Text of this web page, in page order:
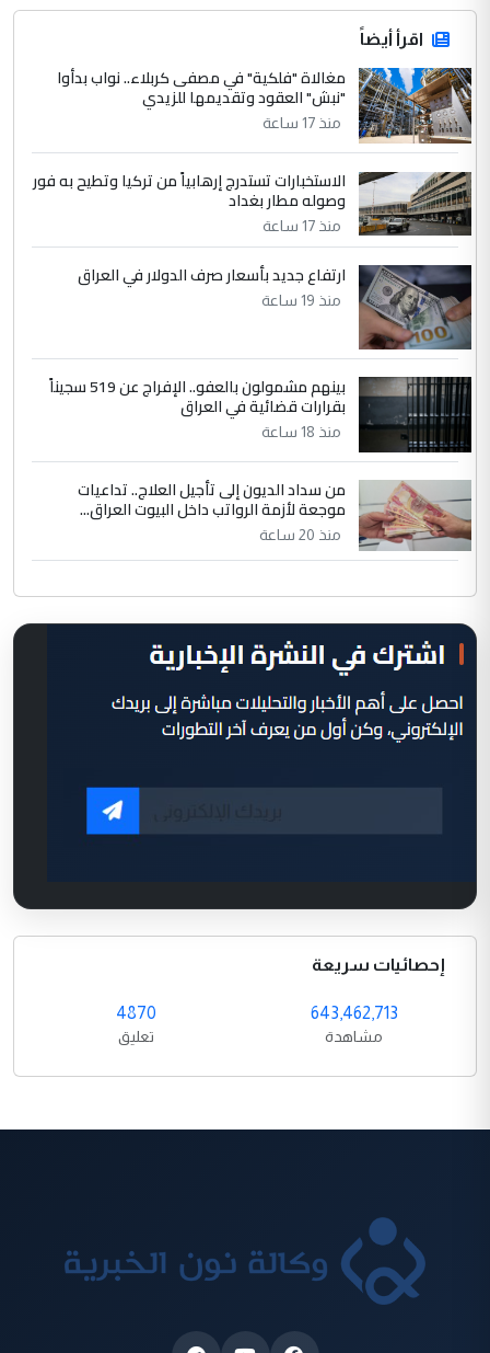
اقرأ أيضاً
مغالاة "فلكية" في مصفى كربلاء.. نواب بدأوا
"نبش" العقود وتقديمها للزيدي
منذ 17 ساعة
الاستخبارات تستدرج إرهابياً من تركيا وتطيح به فور
وصوله مطار بغداد
منذ 17 ساعة
ارتفاع جديد بأسعار صرف الدولار في العراق
منذ 19 ساعة
بينهم مشمولون بالعفو.. الإفراج عن 519 سجيناً
بقرارات قضائية في العراق
منذ 18 ساعة
من سداد الديون إلى تأجيل العلاج.. تداعيات
موجعة لأزمة الرواتب داخل البيوت العراق...
منذ 20 ساعة
إحصائيات سريعة
643,462,713
مشاهدة
4870
تعليق